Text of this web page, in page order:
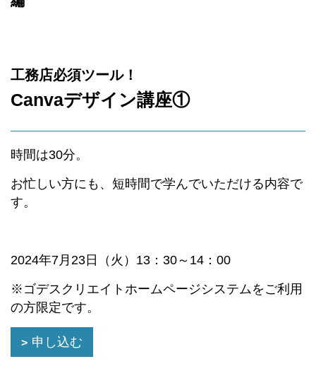
工務店必須ツール！
Canvaデザイン講座①
時間は30分。
お忙しい方にも、短時間で学んでいただける内容で
す。
2024年7月23日（火）13：30～14：00
※ゴデスクリエイトホームページシステムをご利用
の方限定です。
申し込む